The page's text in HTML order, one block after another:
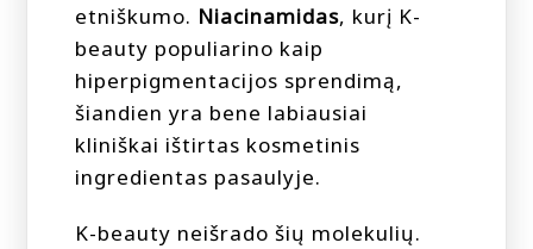
etniškumo. Niacinamidas, kurį K-
beauty populiarino kaip
hiperpigmentacijos sprendimą,
šiandien yra bene labiausiai
kliniškai ištirtas kosmetinis
ingredientas pasaulyje.
K-beauty neišrado šių molekulių.